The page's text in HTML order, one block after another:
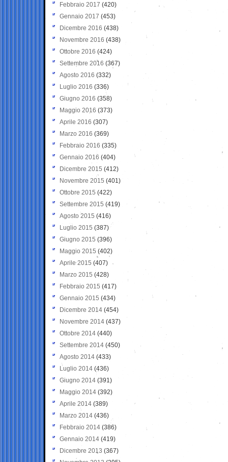
Febbraio 2017 (420)
Gennaio 2017 (453)
Dicembre 2016 (438)
Novembre 2016 (438)
Ottobre 2016 (424)
Settembre 2016 (367)
Agosto 2016 (332)
Luglio 2016 (336)
Giugno 2016 (358)
Maggio 2016 (373)
Aprile 2016 (307)
Marzo 2016 (369)
Febbraio 2016 (335)
Gennaio 2016 (404)
Dicembre 2015 (412)
Novembre 2015 (401)
Ottobre 2015 (422)
Settembre 2015 (419)
Agosto 2015 (416)
Luglio 2015 (387)
Giugno 2015 (396)
Maggio 2015 (402)
Aprile 2015 (407)
Marzo 2015 (428)
Febbraio 2015 (417)
Gennaio 2015 (434)
Dicembre 2014 (454)
Novembre 2014 (437)
Ottobre 2014 (440)
Settembre 2014 (450)
Agosto 2014 (433)
Luglio 2014 (436)
Giugno 2014 (391)
Maggio 2014 (392)
Aprile 2014 (389)
Marzo 2014 (436)
Febbraio 2014 (386)
Gennaio 2014 (419)
Dicembre 2013 (367)